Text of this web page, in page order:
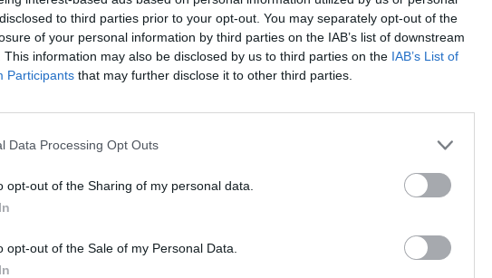
to third parties prior to your opt-out. You may separately opt-out of the
of your personal information by third parties on the IAB’s list of downstream
This information may also be disclosed by us to third parties on the IAB’s List of
Participants that may further disclose it to other third parties.
Data Processing Opt Outs
opt-out of the Sharing of my personal data.
opt-out of the Sale of my Personal Data.
spadaju i komarci. Dok ne počne masovno
sa ujedima koji nisu nimalo prijatni.
repelente, ali ako već nisu uspjeli da spriječe komarce
– od pravljenja “krstića” na mjestu uboda do raznih